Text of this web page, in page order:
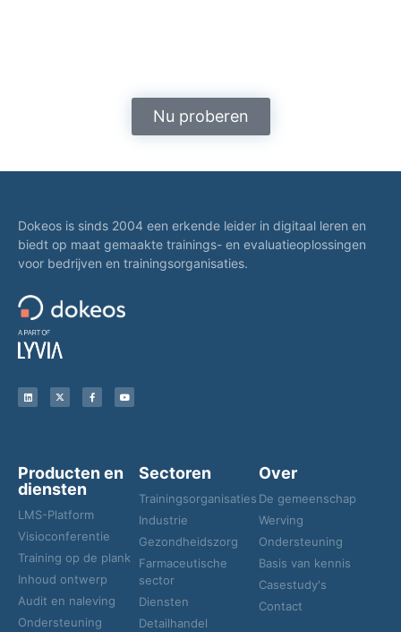
Nu proberen
Dokeos is sinds 2004 een erkende leider in digitaal leren en
biedt op maat gemaakte trainings- en evaluatieoplossingen
voor bedrijven en trainingsorganisaties.
Producten en
diensten
LMS-Platform
Visioconferentie
Training op de plank
Inhoud ontwerp
Audit en naleving
Ondersteuning
Sectoren
Trainingsorganisaties
Industrie
Gezondheidszorg
Farmaceutische
sector
Diensten
Detailhandel
Over
De gemeenschap
Werving
Ondersteuning
Basis van kennis
Casestudy's
Contact